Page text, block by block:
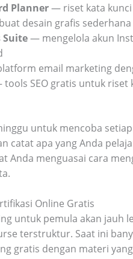
Planner— riset kata kunci
desain grafis
Suite— mengelola akun
email marketing
SEO gratis untuk riset
untuk mencoba
catat apa yang Anda
Anda menguasai cara
Online Gratis
untuk pemula akan jauh
terstruktur. Saat ini
gratis dengan materi